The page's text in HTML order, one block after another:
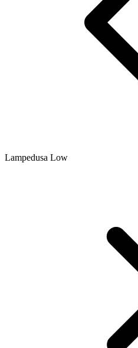
Lampedusa Low